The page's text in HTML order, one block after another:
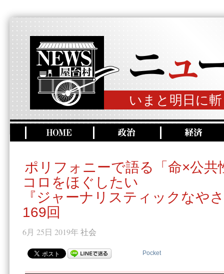
いまと明日に
ポリフォニーで語る「命×公共
コロをほぐしたい
『ジャーナリスティックなや
169回
6月 25日 2019年 社会
Pocket